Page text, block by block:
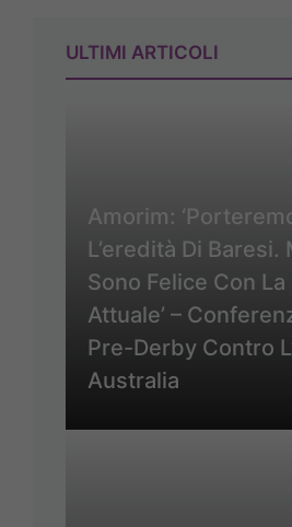
ULTIMI ARTICOLI
Amorim:
L’eredità Di Baresi.
Sono Felice Con
Attuale’ –
Pre-Derby Contro
Australia